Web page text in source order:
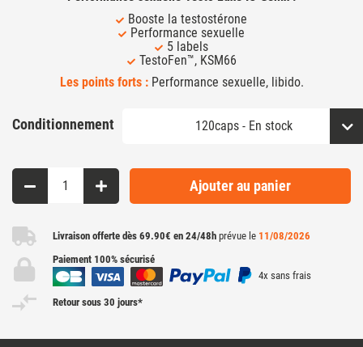
Booste la testostérone
Performance sexuelle
5 labels
TestoFen™, KSM66
Les points forts :Performance sexuelle, libido.
Conditionnement
Ajouter au panier
Livraison offerte dès 69.90€ en 24/48h prévue le 11/08/2026
Paiement 100% sécurisé
4x sans frais
Retour sous 30 jours*